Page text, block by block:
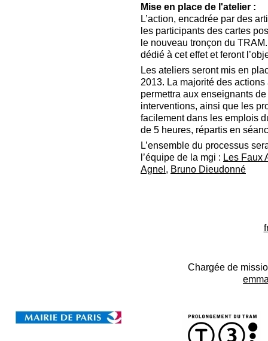
Mise en place de l'atelier :
L’action, encadrée par des
les participants des cartes
le nouveau tronçon du
dédié à cet effet et feront
Les ateliers seront mis en
2013. La majorité des
permettra aux enseignants
interventions, ainsi que les
facilement dans les emplois
de 5 heures, répartis en
L’ensemble du processus
l’équipe de la mgi : Les Faux
Agnel, Bruno Dieudonné
Chargée de